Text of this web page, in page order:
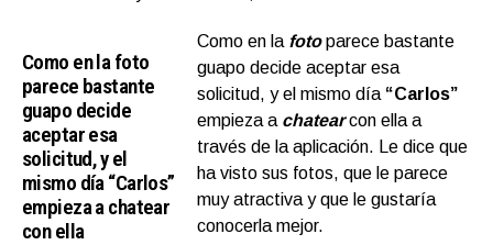
Como en la foto
parece bastante
guapo decide
aceptar esa
solicitud, y el
mismo día “Carlos”
empieza a chatear
con ella
Como en la foto parece bastante
guapo decide aceptar esa
solicitud, y el mismo día “Carlos”
empieza a chatear con ella a
través de la aplicación. Le dice que
ha visto sus fotos, que le parece
muy atractiva y que le gustaría
conocerla mejor.